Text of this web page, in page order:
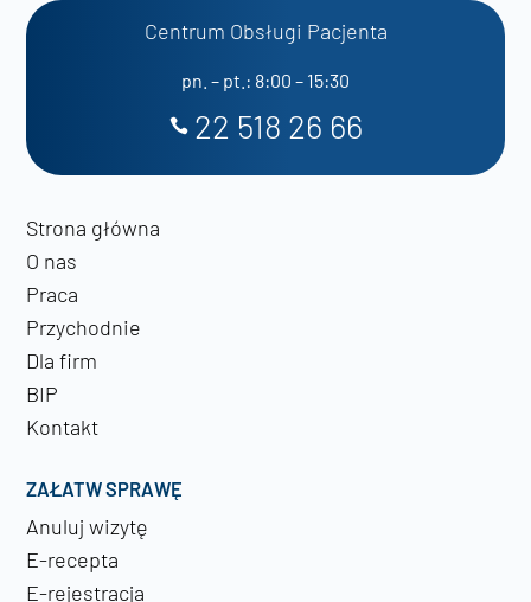
Centrum Obsługi Pacjenta
pn. – pt.: 8:00 – 15:30
22 518 26 66
Strona główna
O nas
Praca
Przychodnie
Dla firm
BIP
Kontakt
ZAŁATW SPRAWĘ
Anuluj wizytę
E-recepta
E-rejestracja